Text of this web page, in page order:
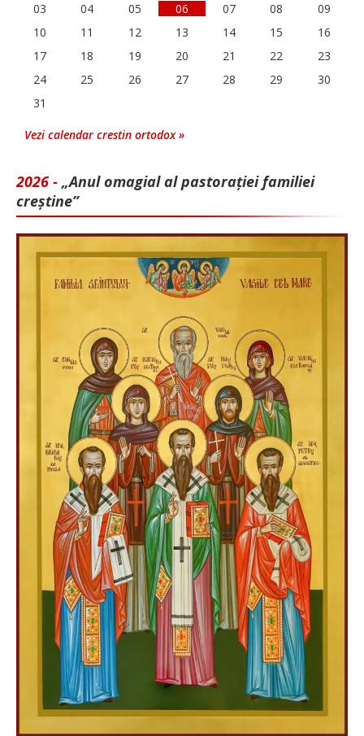
03
04 05 06 07 08
09
10
11 12 13 14 15
16
17
18 19 20 21 22
23
24
25 26 27 28 29
30
31
Vezi calendar crestin ortodox »
2026 - „Anul omagial al pastorației familiei
creștine”